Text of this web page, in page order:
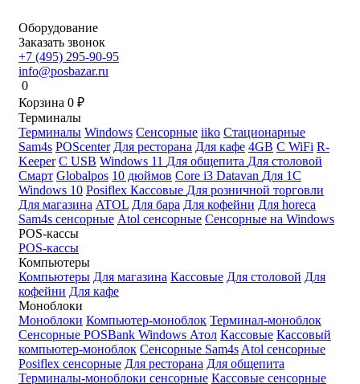
Оборудование
Заказать звонок
+7 (495) 295-90-95
info@posbazar.ru
0
Корзина 0 ₽
Терминалы
Терминалы Windows Сенсорные iiko Стационарные
Sam4s POScenter Для ресторана Для кафе 4GB С WiFi R-
Keeper С USB Windows 11 Для общепита Для столовой
Смарт Globalpos 10 дюймов Core i3 Datavan Для 1С
Windows 10 Posiflex Кассовые Для розничной торговли
Для магазина ATOL Для бара Для кофейни Для horeca
Sam4s сенсорные Atol сенсорные Сенсорные на Windows
POS-кассы
POS-кассы
Компьютеры
Компьютеры Для магазина Кассовые Для столовой Для
кофейни Для кафе
Моноблоки
Моноблоки Компьютер-моноблок Терминал-моноблок
Сенсорные POSBank Windows Атол Кассовые Кассовый
компьютер-моноблок Сенсорные Sam4s Atol сенсорные
Posiflex сенсорные Для ресторана Для общепита
Терминалы-моноблоки сенсорные Кассовые сенсорные